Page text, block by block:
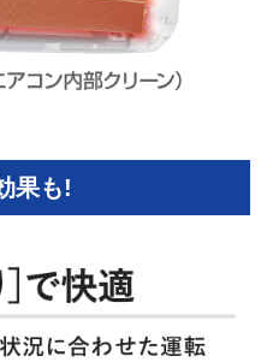
果も!